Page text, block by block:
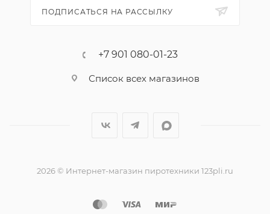
Эффекты:ПОДПИСАТЬСЯ НА РАССЫЛКУ
+7 901 080-01-23
Список всех магазинов
2026 © Интернет-магазин пиротехники 123pli.ru